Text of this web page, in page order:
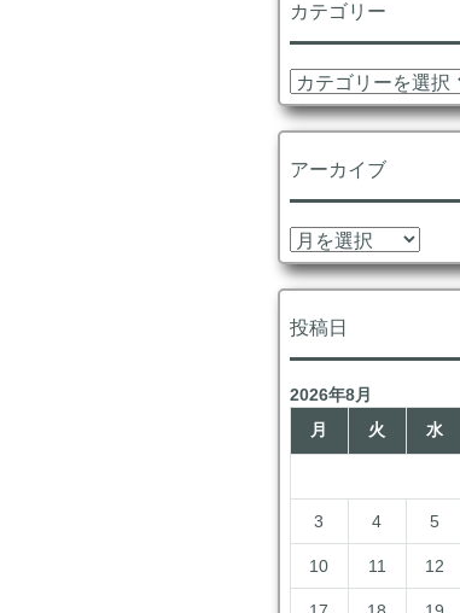
カテゴリー
カ
テ
ゴ
ー
アーカイブ
ア
ー
カ
ブ
投稿日
2026年8月
月
火 水
3 4 5
10 11 12